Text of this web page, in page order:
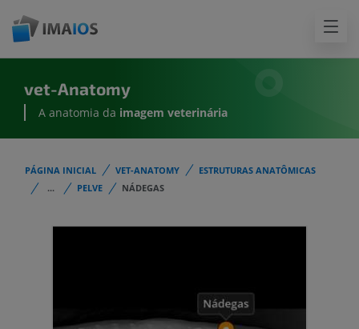
vet-Anatomy
A anatomia da imagem veterinária
PÁGINA INICIAL VET-ANATOMY
ESTRUTURAS ANATÔMICAS
...
PELVE NÁDEGAS